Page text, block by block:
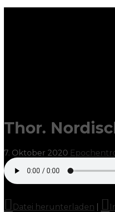
Thor.
7. Oktober 2020
Datei herunterladen